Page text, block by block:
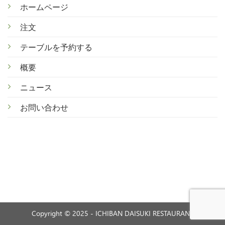
ホームページ
注文
テーブルを予約する
概要
ニュース
お問い合わせ
Copyright © 2025 - ICHIBAN DAISUKI RESTAURANT